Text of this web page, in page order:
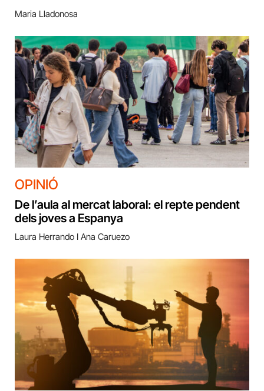
Maria Lladonosa
OPINIÓ
De l’aula al mercat laboral: el repte pendent
dels joves a Espanya
Laura Herrando I Ana Caruezo